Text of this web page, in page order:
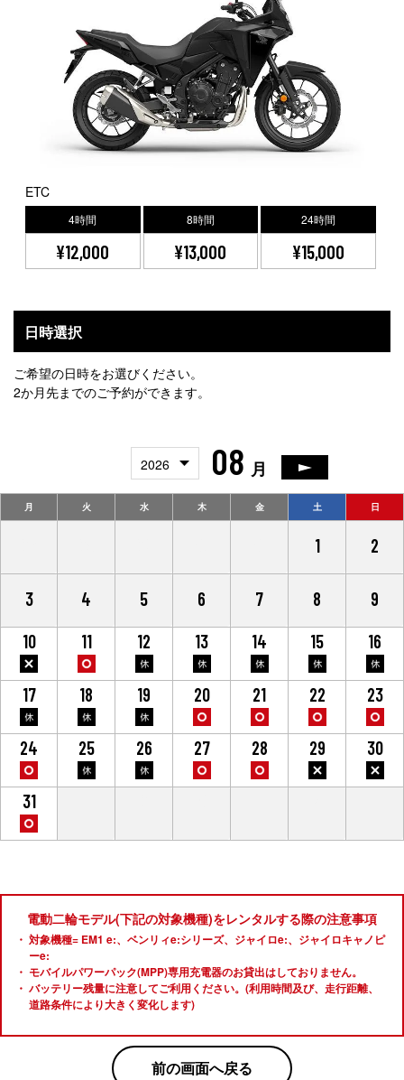
ETC
4時間
¥12,000
8時間
¥13,000
24時間
¥15,000
日時選択
ご希望の日時をお選びください。
2か月先までのご予約ができます。
2026 08 月
月 火 水 木 金 土 日
1 2
3 4 5 6 7 8
9
10
11 12 13 14 15 16
17 18 19 20 21 22 23
24 25 26 27 28 29 30
31
電動二輪モデル(下記の対象機種)をレンタルする際の注意事項
対象機種= EM1 e:、ベンリィe:シリーズ、ジャイロe:、ジャイロキャノピ
ーe:
モバイルパワーパック(MPP)専用充電器のお貸出はしておりません。
バッテリー残量に注意してご利用ください。(利用時間及び、走行距離、
道路条件により大きく変化します)
前の画面へ戻る